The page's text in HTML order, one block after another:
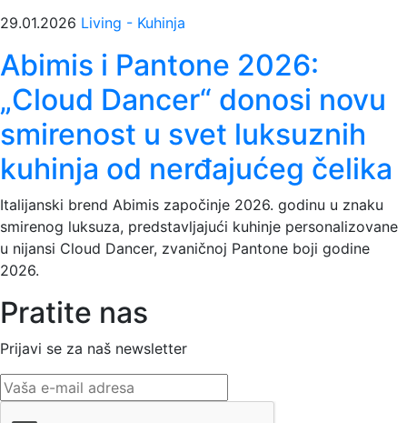
29.01.2026 Living - Kuhinja
Abimis i Pantone 2026:
„Cloud Dancer“ donosi novu
smirenost u svet luksuznih
kuhinja od nerđajućeg čelika
Italijanski brend Abimis započinje 2026. godinu u znaku
smirenog luksuza, predstavljajući kuhinje personalizovane
u nijansi Cloud Dancer, zvaničnoj Pantone boji godine
2026.
Pratite nas
Prijavi se za naš newsletter